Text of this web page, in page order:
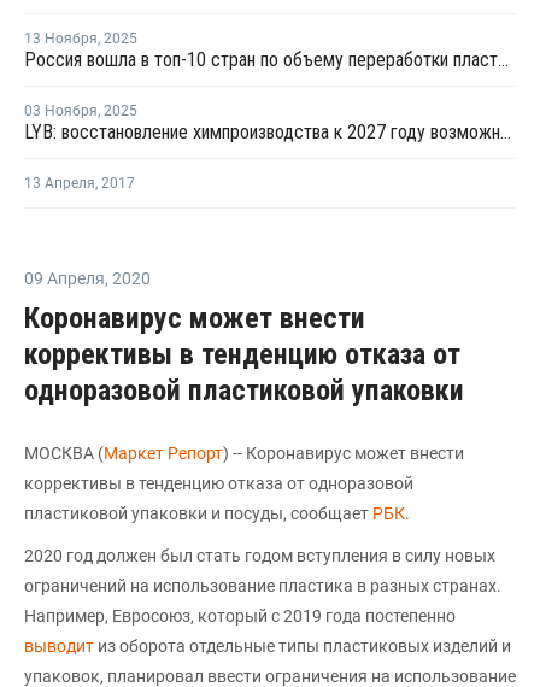
13 Ноября, 2025
Россия вошла в топ-10 стран по объему переработки пластмасс за 2024 год
03 Ноября, 2025
LYB: восстановление химпроизводства к 2027 году возможно при закрытии избыточных мощностей
13 Апреля, 2017
09 Апреля, 2020
Коронавирус может внести
коррективы в тенденцию отказа от
одноразовой пластиковой упаковки
МОСКВА (Маркет Репорт) -- Коронавирус может внести
коррективы в тенденцию отказа от одноразовой
пластиковой упаковки и посуды, сообщает РБК.
2020 год должен был стать годом вступления в силу новых
ограничений на использование пластика в разных странах.
Например, Евросоюз, который с 2019 года постепенно
выводит из оборота отдельные типы пластиковых изделий и
упаковок, планировал ввести ограничения на использование